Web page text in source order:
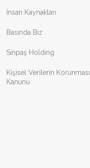
İnsan Kaynakları
Basında Biz
Sinpaş Holding
Kişisel Verilerin Korunması
Kanunu